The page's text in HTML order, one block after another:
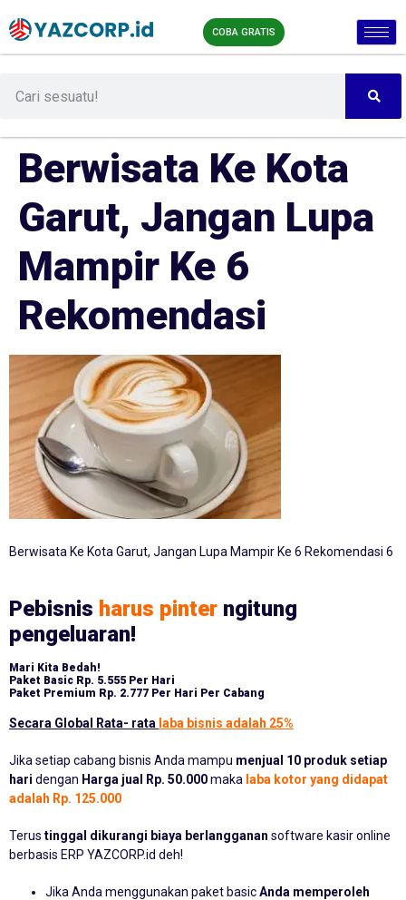
COBA GRATIS
Berwisata Ke Kota
Garut, Jangan Lupa
Mampir Ke 6
Rekomendasi
Berwisata Ke Kota Garut, Jangan Lupa Mampir Ke 6 Rekomendasi 6
Pebisnis harus pinter ngitung
pengeluaran!
Mari Kita Bedah!
Paket Basic Rp. 5.555 Per Hari
Paket Premium Rp. 2.777 Per Hari Per Cabang
Secara Global Rata- rata laba bisnis adalah 25%
Jika setiap cabang bisnis Anda mampu menjual 10 produk setiap
hari dengan Harga jual Rp. 50.000maka laba kotor yang didapat
adalah Rp. 125.000
Terus tinggal dikurangi biaya berlangganan software kasir online
berbasis ERP YAZCORP.id deh!
Jika Anda menggunakan paket basicAnda memperoleh